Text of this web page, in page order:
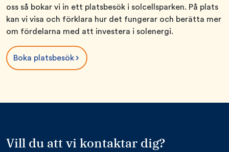
oss så bokar vi in ett platsbesök i solcellsparken. På plats
kan vi visa och förklara hur det fungerar och berätta mer
om fördelarna med att investera i solenergi.
Boka platsbesök
Vill du att vi kontaktar dig?